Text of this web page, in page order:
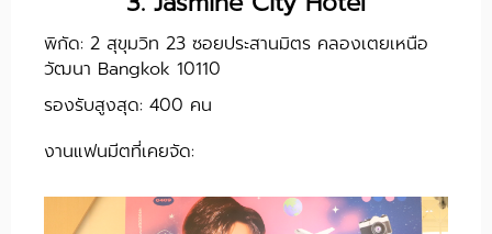
พิกัด: 2 สุขุมวิท 23 ซอยประสานมิตร คลองเตยเหนือ
วัฒนา Bangkok 10110
รองรับสูงสุด: 400 คน
งานแฟนมีตที่เคยจัด: